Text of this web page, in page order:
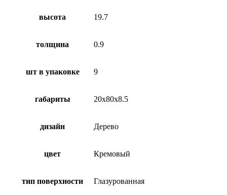
высота 19.7
толщина 0.9
шт в упаковке 9
габариты 20х80х8.5
дизайн Дерево
цвет Кремовый
тип поверхности Глазурованная